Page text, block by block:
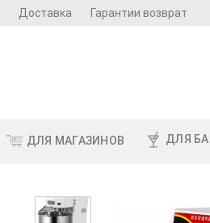
Доставка Гарантии возврат
ДЛЯ МАГАЗИНОВ ДЛЯ